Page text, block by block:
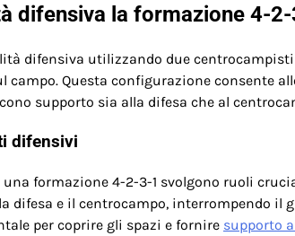
difensiva la formazione 4-
difensiva utilizzando due
campo. Questa configurazione consente
supporto sia alla difesa che al
difensivi
formazione 4-2-3-1 svolgono ruoli
difesa e il centrocampo, interrompendo il
per coprire gli spazi e fornire supporto